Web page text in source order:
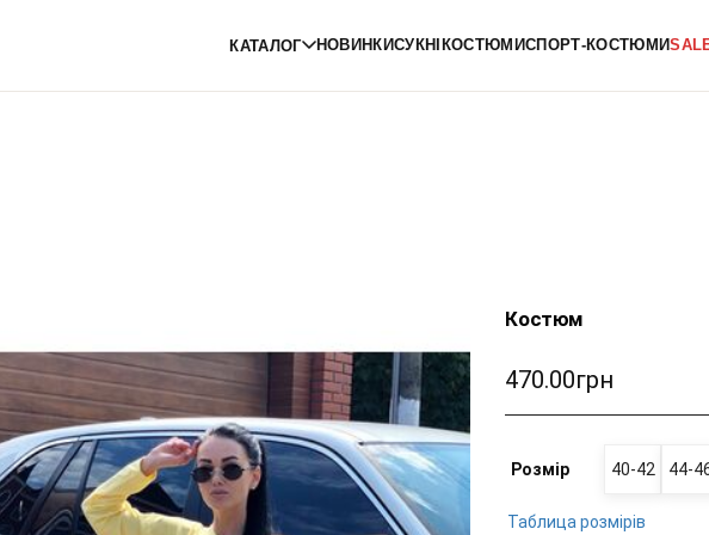
КАТАЛОГ НОВИНКИСУКНІ КОСТЮМИСПОРТ-КОСТЮМИ
Костюм
470.00грн
Розмір 40-42 44-
Таблица розмірів